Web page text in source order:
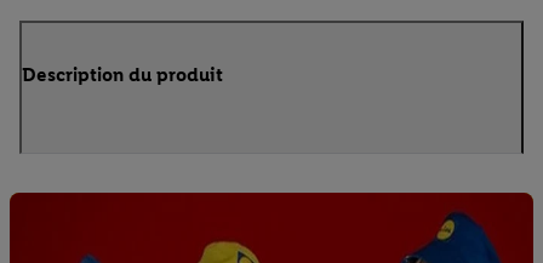
Description du produit